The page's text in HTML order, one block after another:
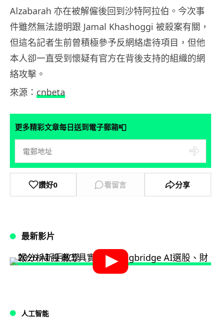
Alzabarah 亦在被解僱後回到沙特阿拉伯。今次事
件雖然無法證明跟 Jamal Khashoggi 被殺案有關，
但這名記者生前曾積極參予反網絡虐待項目，但他
本人卻一直受到懷疑有官方在背後支持的組織的網
絡攻擊。
來源： cnbeta
更多精彩文章每日送到電子郵箱📮
讚好0 看留言 分享
最新影片
人工智能